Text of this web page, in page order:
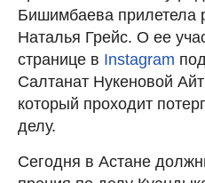
Бишимбаева прилетела
Наталья Грейс. О ее
странице в Instagram
Салтанат Нукеновой
который проходит
делу.
Сегодня в Астане